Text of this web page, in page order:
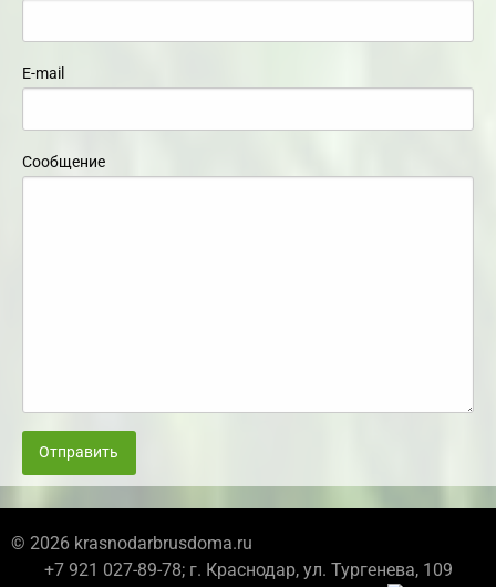
E-mail
Сообщение
Отправить
© 2026 krasnodarbrusdoma.ru
+7 921 027-89-78; г. Краснодар, ул. Тургенева, 109